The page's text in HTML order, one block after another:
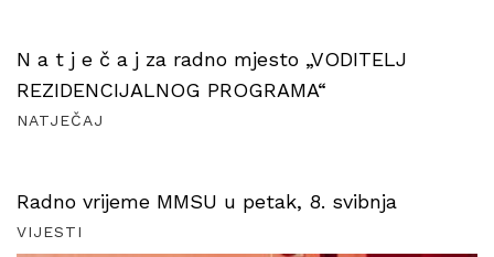
N a t j e č a j za radno mjesto „VODITELJ
REZIDENCIJALNOG PROGRAMA“
NATJEČAJ
Radno vrijeme MMSU u petak, 8. svibnja
VIJESTI